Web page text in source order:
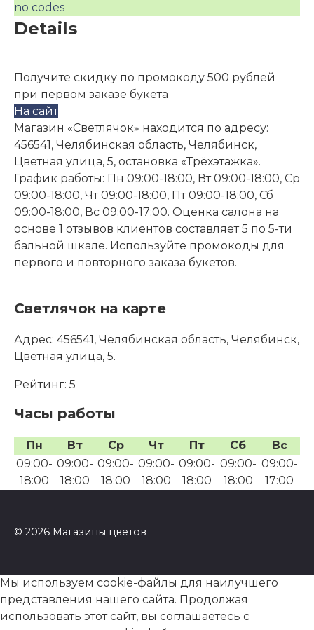
no codes
Details
Получите скидку по промокоду 500 рублей
при первом заказе букета
На сайт
Магазин «Светлячок» находится по адресу:
456541, Челябинская область, Челябинск,
Цветная улица, 5, остановка «Трёхэтажка».
График работы: Пн 09:00-18:00, Вт 09:00-18:00, Ср
09:00-18:00, Чт 09:00-18:00, Пт 09:00-18:00, Сб
09:00-18:00, Вс 09:00-17:00. Оценка салона на
основе 1 отзывов клиентов составляет 5 по 5-ти
бальной шкале. Используйте промокоды для
первого и повторного заказа букетов.
Светлячок на карте
Адрес: 456541, Челябинская область, Челябинск,
Цветная улица, 5.
Рейтинг: 5
Часы работы
Пн Вт Ср Чт Пт Сб
Вс
09:00-
18:00
09:00-
18:00
09:00-
18:00
09:00-
18:00
09:00-
18:00
09:00-
18:00
09:00-
17:00
© 2026 Магазины цветов
Мы используем cookie-файлы для наилучшего
представления нашего сайта. Продолжая
использовать этот сайт, вы соглашаетесь с